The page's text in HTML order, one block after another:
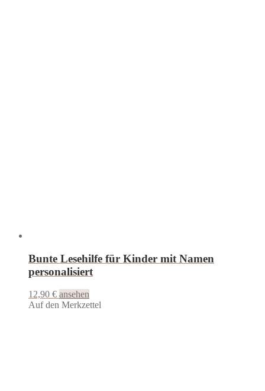
Bunte Lesehilfe für Kinder mit Namen
personalisiert
12,90 € ansehen
Auf den Merkzettel